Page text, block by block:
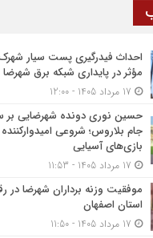
احداث فیدرگیری پست سیار
مؤثر در پایداری شبکه برق شهرضا
حسین نوری دونده شهرضایی
جام بلاروس؛ شروعی امیدوارکننده
بازی‌های آسیایی
موفقیت وزنه برداران شهرضا در
استان اصفهان